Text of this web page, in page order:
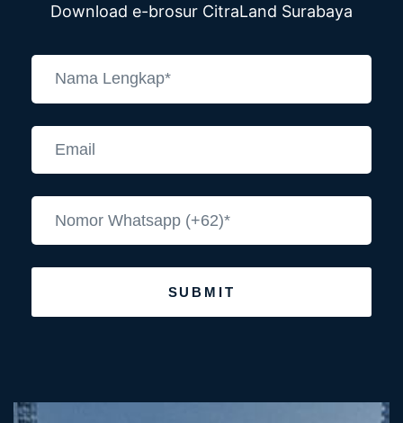
Download e-brosur CitraLand Surabaya
SUBMIT